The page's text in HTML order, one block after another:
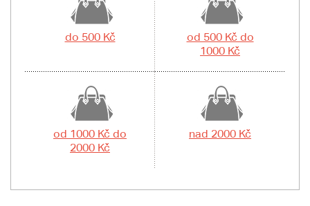
do 500 Kč
od 500 Kč do
1000 Kč
od 1000 Kč do
2000 Kč
nad 2000 Kč